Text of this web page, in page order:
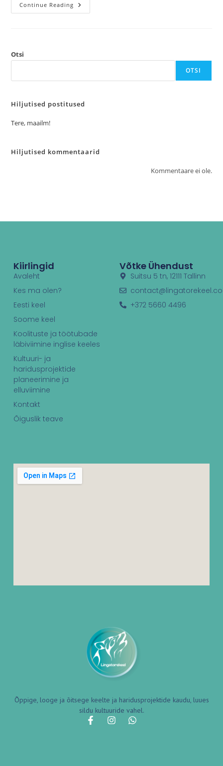
Continue Reading
Otsi
OTSI
Hiljutised postitused
Tere, maailm!
Hiljutised kommentaarid
Kommentaare ei ole.
Õppige, looge ja õitsege keelte ja haridusprojektide kaudu, luues
sildu kultuuride vahel.
Kiirlingid
Avaleht
Kes ma olen?
Eesti keel
Soome keel
Koolituste ja töötubade
läbiviimine inglise keeles
Kultuuri- ja
haridusprojektide
planeerimine ja
elluviimine
Kontakt
Õiguslik teave
Võtke Ühendust
Suitsu 5 tn, 12111 Tallinn
+372 5660 4496